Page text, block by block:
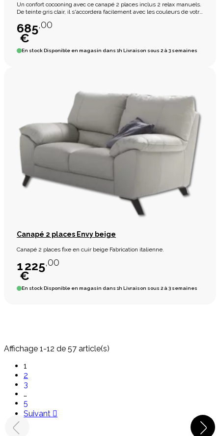
Un confort cocooning avec ce canapé 2 places inclus 2 relax manuels.
De teinte gris clair, il s'accordera facilement avec les couleurs de votre
685,00
€
En stockDisponible en magasin dans 1h Livraison sous 2 à 3 semaines
Canapé 2 places Envy beige
Canapé 2 places fixe en cuir beige Fabrication italienne.
1 225,00
€
En stockDisponible en magasin dans 1h Livraison sous 2 à 3 semaines
Affichage 1-12 de 57 article(s)
1
2
3
…
5
Suivant 